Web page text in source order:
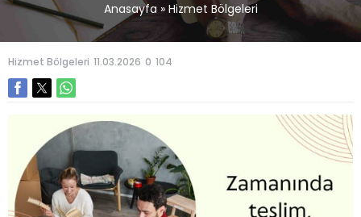
Anasayfa» Hizmet Bölgeleri
Hizmet Bölgeleri 11.03.2026 0 104